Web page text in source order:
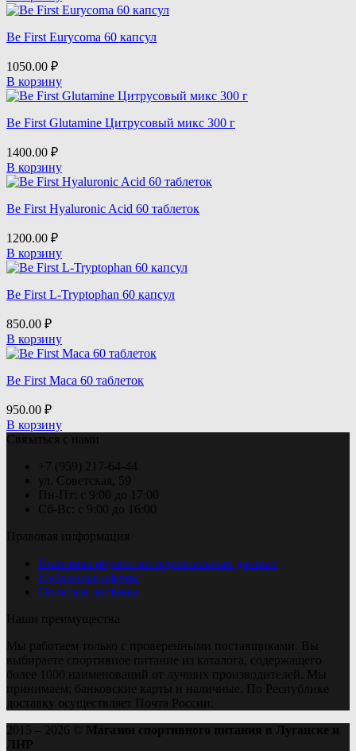
Be First Eurycoma 60 капсул
1050.00 ₽
В корзину
Be First Glutamine Цитрусовый микс 300 г
1400.00 ₽
В корзину
Be First Hyaluronic Acid 60 таблеток
1200.00 ₽
В корзину
Be First L-Tryptophan 60 капсул
850.00 ₽
В корзину
Be First Maca 60 таблеток
950.00 ₽
В корзину
Связаться с нами
+7 (959) 217-64-44
ул. Советская, 59
Пн-Пт: с 9:00 до 17:00
Сб-Вс: с 9:00 до 16:00
Правовая информация
Политика обработки персональных данных
Публичная оферта
Оплата и доставка
Наши преимущества
Мы работаем только с проверенными поставщиками. Вы
выбираете спортивное питание из каталога, содержащего
более 1000 наименований от лучших производителей. Мы
принимаем: банковские карты и наличные. По Республике
доставку осуществляет Почта России.
2015 – 2026 ©
Магазин спортивного питания в Луганске и
ЛНР